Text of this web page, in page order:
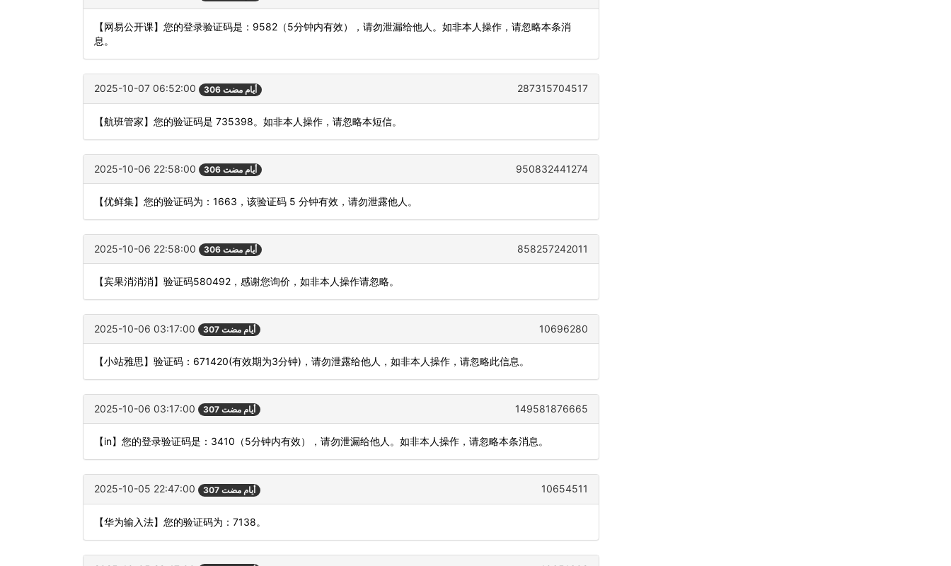
【网易公开课】您的登录验证码是：9582（5分钟内有效），请勿泄漏给他人。如非本人操作，请忽略本条消
息。
2025-10-07 06:52:00 306 أيام مضت 287315704517
【航班管家】您的验证码是 735398。如非本人操作，请忽略本短信。
2025-10-06 22:58:00 306 أيام مضت 950832441274
【优鲜集】您的验证码为：1663，该验证码 5 分钟有效，请勿泄露他人。
2025-10-06 22:58:00 306 أيام مضت 858257242011
【宾果消消消】验证码580492，感谢您询价，如非本人操作请忽略。
2025-10-06 03:17:00 307 أيام مضت 10696280
【小站雅思】验证码：671420(有效期为3分钟)，请勿泄露给他人，如非本人操作，请忽略此信息。
2025-10-06 03:17:00 307 أيام مضت 149581876665
【in】您的登录验证码是：3410（5分钟内有效），请勿泄漏给他人。如非本人操作，请忽略本条消息。
2025-10-05 22:47:00 307 أيام مضت 10654511
【华为输入法】您的验证码为：7138。